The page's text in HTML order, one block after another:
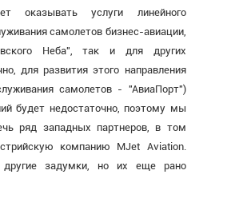
оказывать услуги линейного
самолетов бизнес-авиации,
Неба", так и для других
для развития этого направления
самолетов - "АвиаПорт")
будет недостаточно, поэтому мы
ряд западных партнеров, в том
компанию MJet Aviation.
другие задумки, но их еще рано